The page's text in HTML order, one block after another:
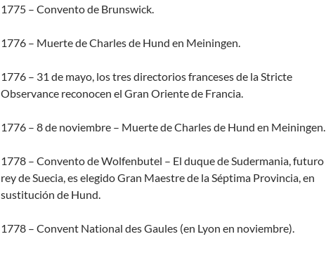
1775 – Convento de Brunswick.
1776 – Muerte de Charles de Hund en Meiningen.
1776 – 31 de mayo, los tres directorios franceses de la Stricte
Observance reconocen el Gran Oriente de Francia.
1776 – 8 de noviembre – Muerte de Charles de Hund en Meiningen.
1778 – Convento de Wolfenbutel – El duque de Sudermania, futuro
rey de Suecia, es elegido Gran Maestre de la Séptima Provincia, en
sustitución de Hund.
1778 – Convent National des Gaules (en Lyon en noviembre).